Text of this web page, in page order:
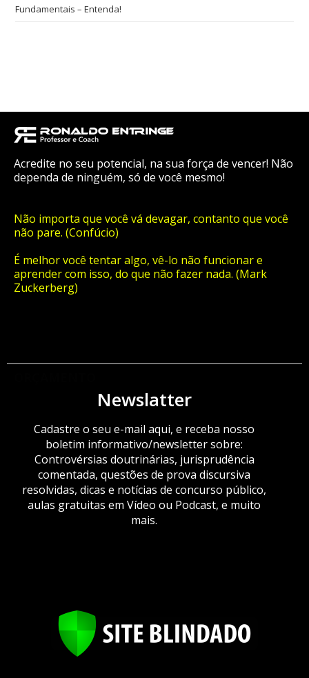
Fundamentais – Entenda!
Acredite no seu potencial, na sua força de vencer! Não
dependa de ninguém, só de você mesmo!
Não importa que você vá devagar, contanto que você
não pare. (Confúcio)
É melhor você tentar algo, vê-lo não funcionar e
aprender com isso, do que não fazer nada. (Mark
Zuckerberg)
Newslatter
Cadastre o seu e-mail aqui, e receba nosso
boletim informativo/newsletter sobre:
Controvérsias doutrinárias, jurisprudência
comentada, questões de prova discursiva
resolvidas, dicas e notícias de concurso público,
aulas gratuitas em Vídeo ou Podcast, e muito
mais.